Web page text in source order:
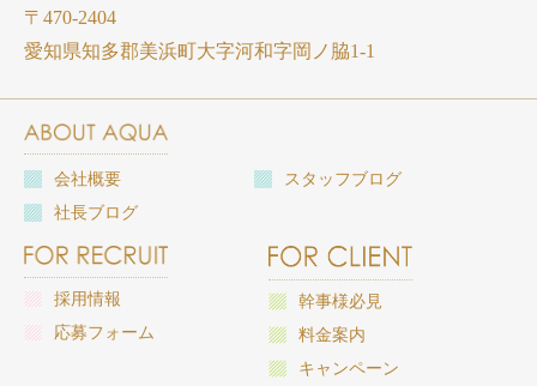
〒470-2404
愛知県知多郡美浜町大字河和字岡ノ脇1-1
会社概要
スタッフブログ
社長ブログ
採用情報
応募フォーム
幹事様必見
料金案内
キャンペーン